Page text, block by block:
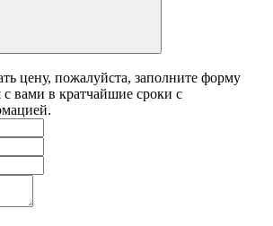
цену, пожалуйста, заполните форму
вами в кратчайшие сроки с